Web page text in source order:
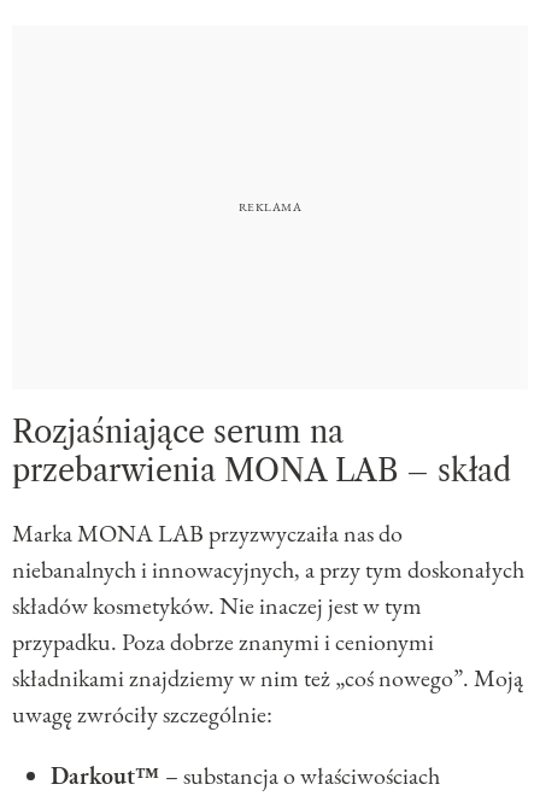
Rozjaśniające serum na
przebarwienia MONA LAB – skład
Marka MONA LAB przyzwyczaiła nas do
niebanalnych i innowacyjnych, a przy tym doskonałych
składów kosmetyków. Nie inaczej jest w tym
przypadku. Poza dobrze znanymi i cenionymi
składnikami znajdziemy w nim też „coś nowego”. Moją
uwagę zwróciły szczególnie:
Darkout™ – substancja o właściwościach